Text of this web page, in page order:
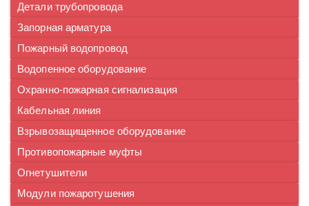
Детали трубопровода
Запорная арматура
Пожарный водопровод
Водопенное оборудование
Охранно-пожарная сигнализация
Кабельная линия
Взрывозащищенное оборудование
Противопожарные муфты
Огнетушители
Модули пожаротушения